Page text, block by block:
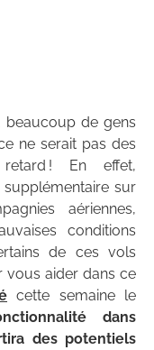
de gens
ne serait pas des
! En effet,
supplémentaire sur
aériennes,
conditions
de ces vols
vous aider dans ce
cette semaine le
dans
des potentiels